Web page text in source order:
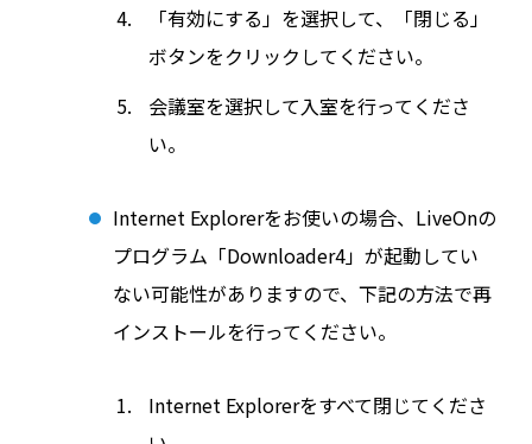
「有効にする」を選択して、「閉じる」
ボタンをクリックしてください。
会議室を選択して入室を行ってくださ
い。
Internet Explorerをお使いの場合、LiveOnの
プログラム「Downloader4」が起動してい
ない可能性がありますので、下記の方法で再
インストールを行ってください。
Internet Explorerをすべて閉じてくださ